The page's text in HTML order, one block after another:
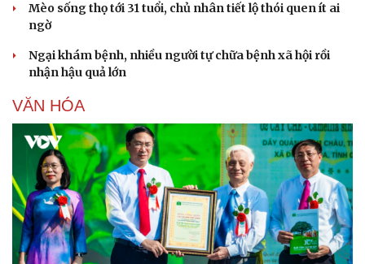
Mèo sống thọ tới 31 tuổi, chủ nhân tiết lộ thói quen ít ai
ngờ
Ngại khám bệnh, nhiều người tự chữa bệnh xã hội rồi
nhận hậu quả lớn
VĂN HÓA